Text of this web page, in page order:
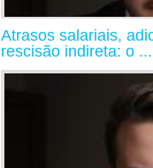
Atrasos salariais,
rescisão indireta: o ...